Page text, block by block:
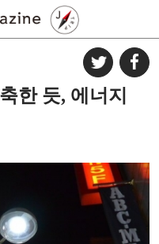
한 듯, 에너지